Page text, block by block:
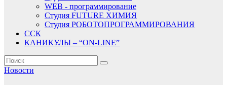
WEB - программирование
Студия FUTURE ХИМИЯ
Студия РОБОТОПРОГРАММИРОВАНИЯ
ССК
КАНИКУЛЫ – “ON-LINE”
Новости